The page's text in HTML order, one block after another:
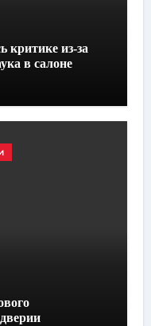
критике из-за
в салоне